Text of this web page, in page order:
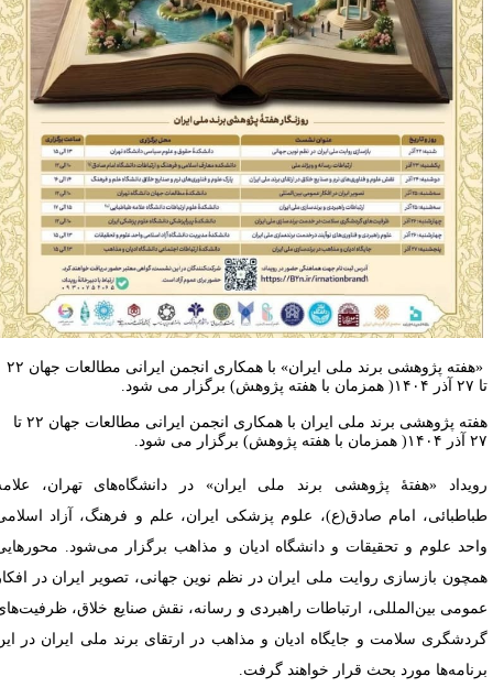
«هفته پژوهشی برند ملی ایران» با همکاری انجمن ایرانی مطالعات جهان ۲۲
برگزار می شود.
هفته پژوهشی برند ملی ایران با همکاری انجمن ایرانی مطالعات جهان ۲۲ تا
هفته پژوهش) برگزار می شود.
«هفتۀ پژوهشی برند ملی ایران» در دانشگاه‌های تهران، علامه
امام صادق(ع)، علوم پزشکی ایران، علم و فرهنگ، آزاد اسلامی
علوم و تحقیقات و دانشگاه ادیان و مذاهب برگزار می‌شود. محورهایی
بازسازی روایت ملی ایران در نظم نوین جهانی، تصویر ایران در افکار
بین‌المللی، ارتباطات راهبردی و رسانه، نقش صنایع خلاق، ظرفیت‌های
سلامت و جایگاه ادیان و مذاهب در ارتقای برند ملی ایران در این
مورد بحث قرار خواهند گرفت.